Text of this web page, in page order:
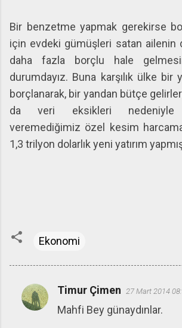
Bir benzetme yapmak gerekirse
için evdeki gümüşleri satan ailenin
daha fazla borçlu hale
durumdayız. Buna karşılık ülke bir
borçlanarak, bir yandan bütçe
da veri eksikleri
veremediğimiz özel kesim
1,3 trilyon dolarlık yeni yatırım
Ekonomi
Y
o
Timur Çimen 27 Mart 2014
Mahfi Bey günaydınlar.